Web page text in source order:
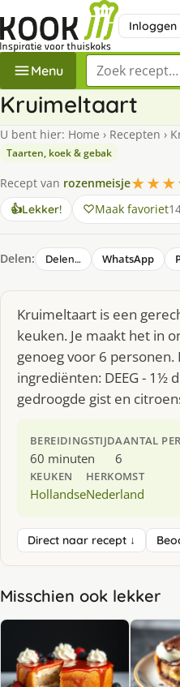
Inloggen
Menu Zoek een recept
Kruimeltaart
U bent hier: Home › Recepten ›
Taarten, koek & gebak
Recept van rozenmeisje
👍Lekker! Maak favoriet
Delen: Delen… WhatsApp
Kruimeltaart is een
keuken. Je maakt het in
genoeg voor 6 personen.
ingrediënten: DEEG - 1½
gedroogde gist en
BEREIDINGSTIJD
60 minuten
AANTAL
6
KEUKEN
Hollandse
HERKOMST
Nederland
Direct naar recept ↓
Misschien ook lekker